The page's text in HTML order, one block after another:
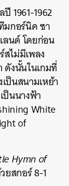
1961-1962
มกอร์นิค ซา
ลนด์ โดยก่อน
ไม่มีเพลง
ดังนั้นในเกมที่
ป็นสนามเหย้า
นนางฟ้า
White
of
Hymn of
ยสกอร์ 8-1